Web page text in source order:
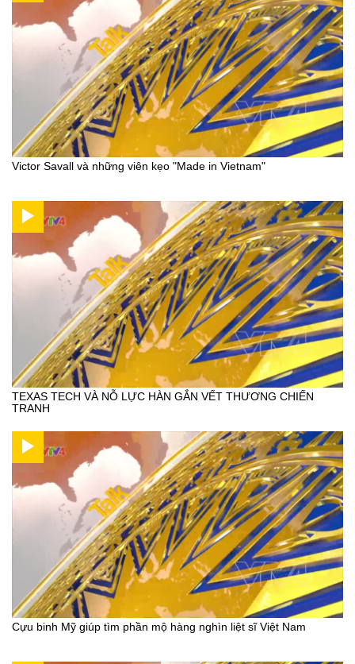
Victor Savall và những viên kẹo "Made in Vietnam"
TEXAS TECH VÀ NỖ LỰC HÀN GẮN VẾT THƯƠNG CHIẾN
TRANH
Cựu binh Mỹ giúp tìm phần mộ hàng nghìn liệt sĩ Việt Nam